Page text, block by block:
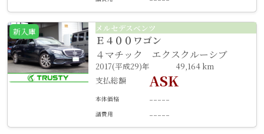
新入庫 メルセデスベンツ
Ｅ４００ワゴン
４マチック エクスクルーシブ
2017(平成29)年
49,164 km
支払総額
ASK
本体価格 -----
諸費用 -----